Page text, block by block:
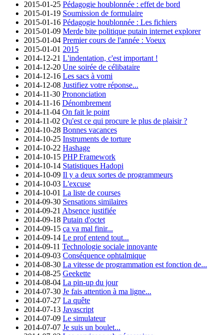
2015-01-25 Pédagogie houblonnée : effet de bord
2015-01-19 Soumission de formulaire
2015-01-16 Pédagogie houblonnée : Les fichiers
2015-01-09 Merde bite politique putain internet explorer
2015-01-04 Premier cours de l'année : Voeux
2015-01-01 2015
2014-12-21 L'indentation, c'est important !
2014-12-20 Une soirée de célibataire
2014-12-16 Les sacs à vomi
2014-12-08 Justifiez votre réponse...
2014-11-30 Prononciation
2014-11-16 Dénombrement
2014-11-04 On fait le point
2014-11-02 Qu'est ce qui procure le plus de plaisir ?
2014-10-28 Bonnes vacances
2014-10-25 Instruments de torture
2014-10-22 Hashage
2014-10-15 PHP Framework
2014-10-14 Statistiques Hadopi
2014-10-09 Il y a deux sortes de programmeurs
2014-10-03 L'excuse
2014-10-01 La liste de courses
2014-09-30 Sensations similaires
2014-09-21 Absence justifiée
2014-09-18 Putain d'octet
2014-09-15 ça va mal finir...
2014-09-14 Le prof entend tout...
2014-09-11 Technologie sociale innovante
2014-09-03 Conséquence ophtalmique
2014-08-30 La vitesse de programmation est fonction de...
2014-08-25 Geekette
2014-08-04 La pin-up du jour
2014-07-30 Je fais attention à ma ligne...
2014-07-27 La quête
2014-07-13 Javascript
2014-07-09 Le simulateur
2014-07-07 Je suis un boulet...